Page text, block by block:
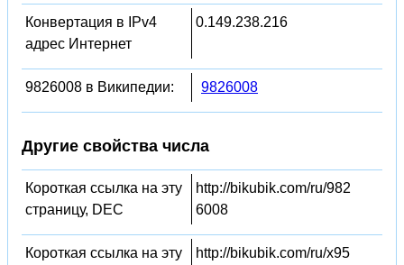
Конвертация в IPv4
адрес Интернет
0.149.238.216
9826008 в Википедии: 9826008
Другие свойства числа
Короткая ссылка на эту
страницу, DEC
http://bikubik.com/ru/982
6008
Короткая ссылка на эту
http://bikubik.com/ru/x95